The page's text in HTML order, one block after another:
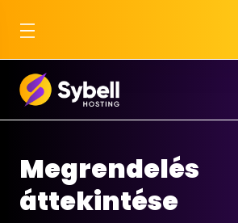
Megrendelés
áttekintése